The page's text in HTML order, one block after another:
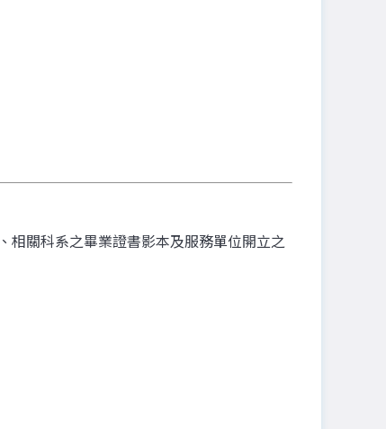
相關科系之畢業證書影本及服務單位開立之